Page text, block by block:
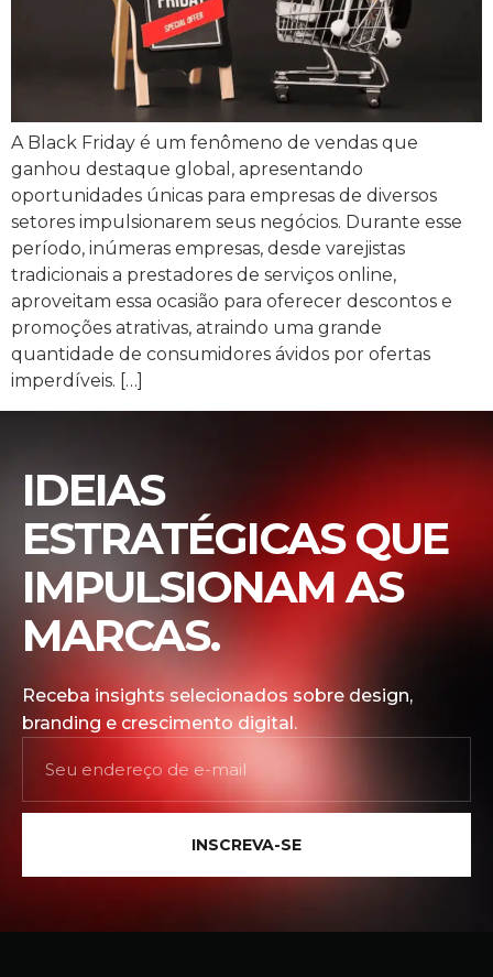
A Black Friday é um fenômeno de vendas que
ganhou destaque global, apresentando
oportunidades únicas para empresas de diversos
setores impulsionarem seus negócios. Durante esse
período, inúmeras empresas, desde varejistas
tradicionais a prestadores de serviços online,
aproveitam essa ocasião para oferecer descontos e
promoções atrativas, atraindo uma grande
quantidade de consumidores ávidos por ofertas
imperdíveis. […]
IDEIAS
ESTRATÉGICAS QUE
IMPULSIONAM AS
MARCAS.
Receba insights selecionados sobre design,
branding e crescimento digital.
INSCREVA-SE